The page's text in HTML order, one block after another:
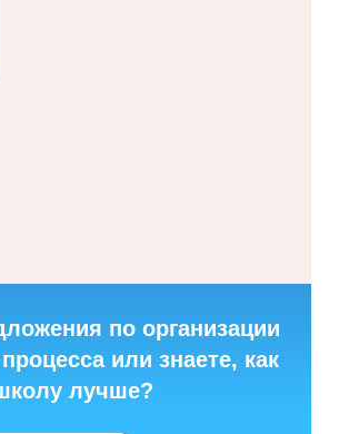
по организации
или знаете, как
лучше?